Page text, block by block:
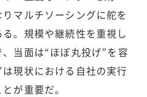
マルチソーシングに舵を
。規模や継続性を重視し
当面は“ほぼ丸投げ”を容
現状における自社の実行
が重要だ。